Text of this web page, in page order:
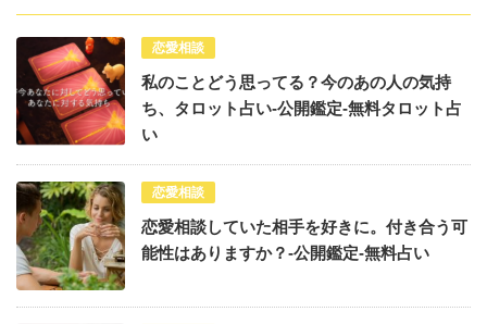
恋愛相談
私のことどう思ってる？今のあの人の気持
ち、タロット占い-公開鑑定-無料タロット占
い
恋愛相談
恋愛相談していた相手を好きに。付き合う可
能性はありますか？-公開鑑定-無料占い